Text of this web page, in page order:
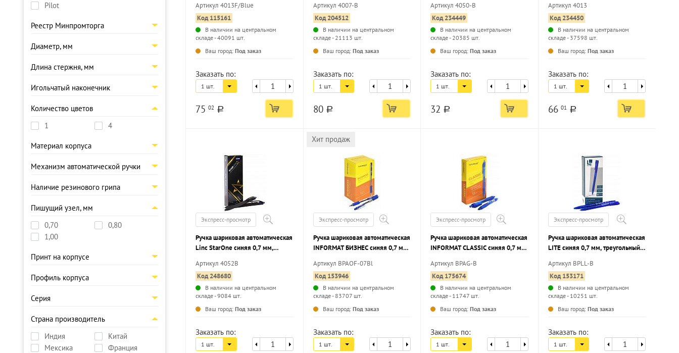
Pilot
Реестр Минпромторга
Диаметр, мм
Длина стержня, мм
Игольчатый наконечник
Количество цветов
1
4
Материал корпуса
Механизм автоматической ручки
Наличие резинового грипа
Пишущий узел, мм
0,70
0,80
1,00
Принт на корпусе
Профиль корпуса
Серия
Страна производитель
Индия
Китай
Мексика
Франция
наконечник
Артикул 4013F/Blue
Код 115161
В наличии на центральном
складе - 40091 шт.
Ваш город: Под заказ
Заказать по:
1 шт.
75 02 a
игольчатый наконечник
Артикул 4007-B
Код 204512
В наличии на центральном
складе - 21113 шт.
Ваш город: Под заказ
Заказать по:
1 шт.
80 a
Артикул 4050-B
Код 234449
В наличии на центральном
складе - 20385 шт.
Ваш город: Под заказ
Заказать по:
1 шт.
32 a
Артикул 4013
Код 234450
В наличии на центральном
складе - 37598 шт.
Ваш город: Под заказ
Заказать по:
1 шт.
66 01 a
Экспресс-просмотр
Ручка шариковая автоматическая
Linc StarOne синяя 0,7 мм,
наконечник
Артикул 4052B
Код 248680
В наличии на центральном
складе - 9084 шт.
Ваш город: Под заказ
Заказать по:
1 шт.
Хит продаж
Экспресс-просмотр
Ручка шариковая автоматическая
INFORMAT БИЗНЕС синяя 0,7 мм,
Артикул BPAOF-07Bl
Код 153946
В наличии на центральном
складе - 83707 шт.
Ваш город: Под заказ
Заказать по:
1 шт.
Экспресс-просмотр
Ручка шариковая автоматическая
INFORMAT CLASSIC синяя 0,7 мм,
Артикул BPAG-B
Код 175674
В наличии на центральном
складе - 11747 шт.
Ваш город: Под заказ
Заказать по:
1 шт.
Экспресс-просмотр
Ручка шариковая автоматическая
LITE синяя 0,7 мм, треугольный
Артикул BPLL-B
Код 153171
В наличии на центральном
складе - 10251 шт.
Ваш город: Под заказ
Заказать по:
1 шт.